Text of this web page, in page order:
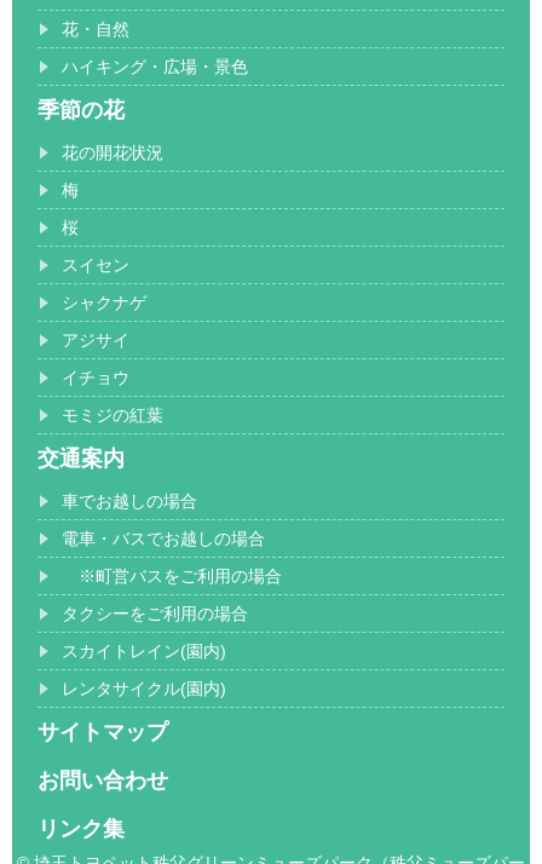
花・自然
ハイキング・広場・景色
季節の花
花の開花状況
梅
桜
スイセン
シャクナゲ
アジサイ
イチョウ
モミジの紅葉
交通案内
車でお越しの場合
電車・バスでお越しの場合
※町営バスをご利用の場合
タクシーをご利用の場合
スカイトレイン(園内)
レンタサイクル(園内)
サイトマップ
お問い合わせ
リンク集